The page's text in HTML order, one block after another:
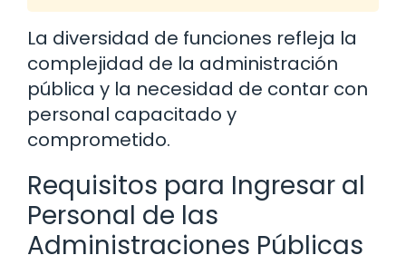
La diversidad de funciones refleja la
complejidad de la administración
pública y la necesidad de contar con
personal capacitado y
comprometido.
Requisitos para Ingresar al
Personal de las
Administraciones Públicas